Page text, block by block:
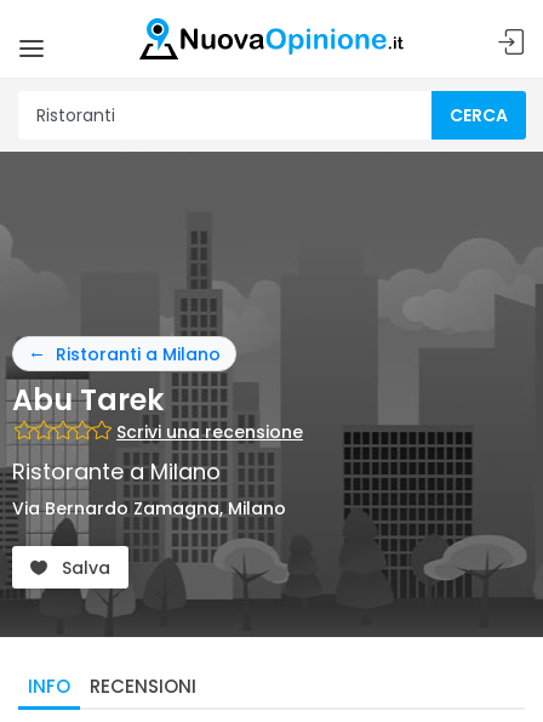
CERCA
Ristoranti a Milano
Abu Tarek
Scrivi una recensione
Ristorante a Milano
Via Bernardo Zamagna, Milano
Salva
INFO RECENSIONI